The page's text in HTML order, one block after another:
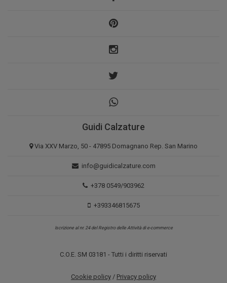
Guidi Calzature
Via XXV Marzo, 50 - 47895 Domagnano Rep. San Marino
info@guidicalzature.com
+378 0549/903962
+393346815675
Iscrizione al nr. 24 del Registro delle Attività di e-commerce
C.O.E. SM 03181 - Tutti i diritti riservati
Cookie policy / Privacy policy